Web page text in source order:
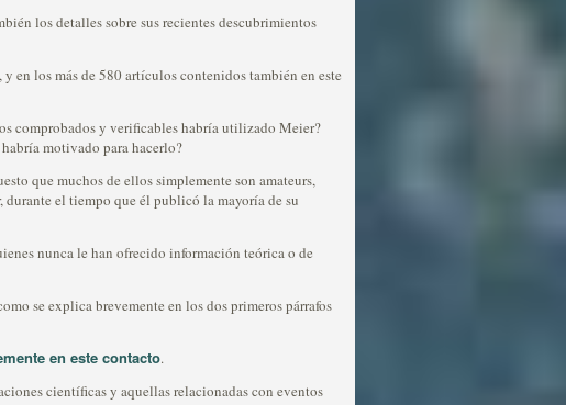
los detalles sobre sus recientes descubrimientos
, y en los más de 580 artículos contenidos también en este
comprobados y verificables habría utilizado Meier?
motivado para hacerlo?
que muchos de ellos simplemente son amateurs,
el tiempo que él publicó la mayoría de su
nunca le han ofrecido información teórica o de
se explica brevemente en los dos primeros párrafos
en este contacto.
científicas y aquellas relacionadas con eventos